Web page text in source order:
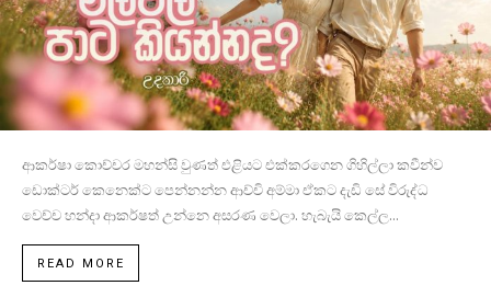
ආකර්ෂා කොච්චර මහන්සි වුණත් එළියට එක්කරගෙන ගිහිල්ලා කවීන්ව
ඩොක්ටර් කෙනෙක්ට පෙන්නන්න ආච්චි අම්මා ඒකට දැඩි සේ විරුද්ධ
වෙච්ච හන්දා ආකර්ෂත් උන්නෙ අසරණ වෙලා. හැබැයි කෙල්ල...
READ MORE